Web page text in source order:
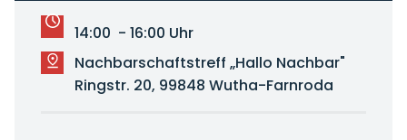
14:00 - 16:00 Uhr
Nachbarschaftstreff „Hallo Nachbar"
Ringstr. 20, 99848 Wutha-Farnroda